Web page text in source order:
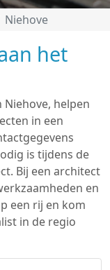
Niehove
het
helpen
in een
is tijdens de
Bij een architect
en
een rij en kom
in de regio